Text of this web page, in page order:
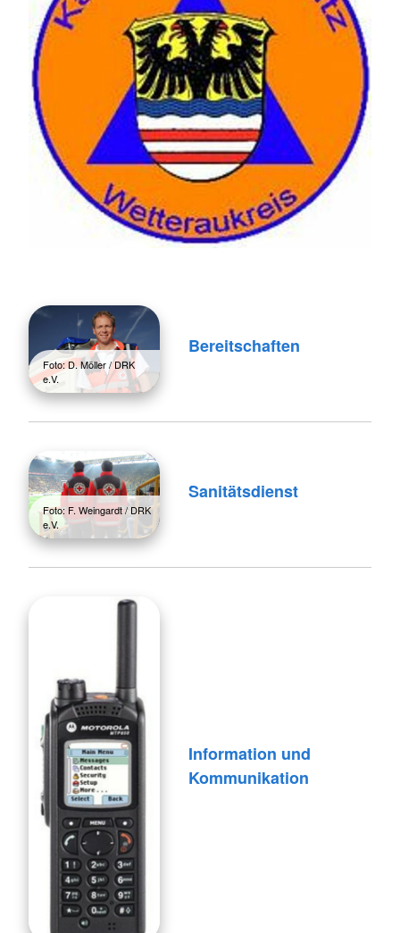
Foto: D. Möller / DRK
e.V.
Bereitschaften
Foto: F. Weingardt / DRK
e.V.
Sanitätsdienst
Information und
Kommunikation